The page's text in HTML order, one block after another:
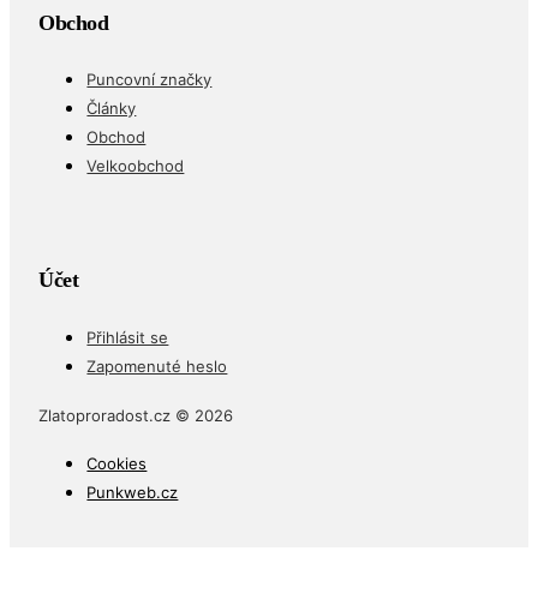
Obchod
Puncovní značky
Články
Obchod
Velkoobchod
Účet
Přihlásit se
Zapomenuté heslo
Zlatoproradost.cz © 2026
Cookies
Punkweb.cz